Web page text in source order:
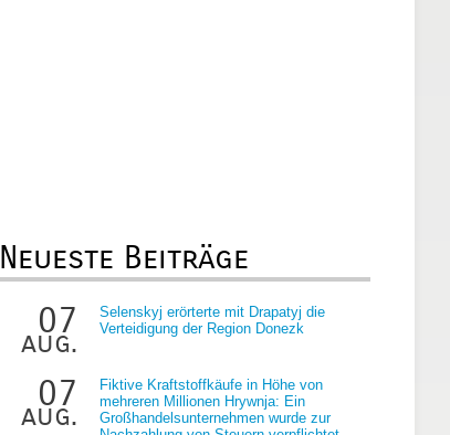
Neueste Beiträge
07
aug.
Selenskyj erörterte mit Drapatyj die
Verteidigung der Region Donezk
07
aug.
Fiktive Kraftstoffkäufe in Höhe von
mehreren Millionen Hrywnja: Ein
Großhandelsunternehmen wurde zur